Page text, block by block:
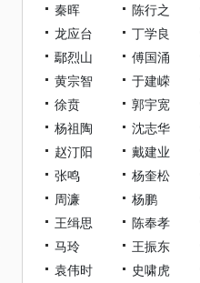
秦晖 陈行之
龙应台
丁学良
鄢烈山
傅国涌
黄宗智
于建嵘
徐贲
郭宇宽
杨祖陶
沈志华
赵汀阳
戴建业
张鸣
杨奎松
周濂
杨鹏
王缉思
陈奉孝
马玲
王振东
袁伟时
史啸虎